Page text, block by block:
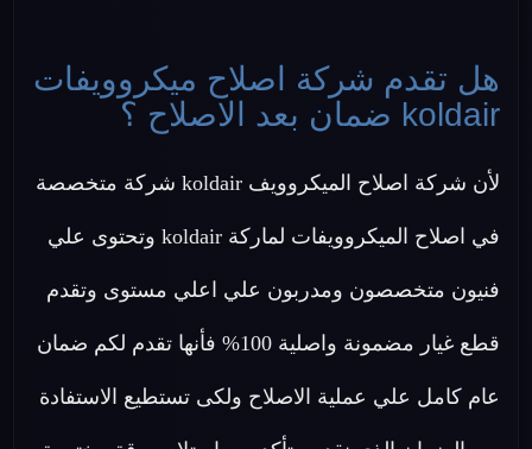
هل تقدم شركة اصلاح ميكروويفات
koldair ضمان بعد الاصلاح ؟
لأن شركة اصلاح الميكروويف koldair شركة متخصصة
في اصلاح الميكروويفات لماركة koldair وتحتوى علي
فنيون متخصصون ومدربون علي اعلي مستوى وتقدم
قطع غيار مضمونة واصلية 100% فأنها تقدم لكم ضمان
عام كامل علي عملية الاصلاح ولكى تستطيع الاستفادة